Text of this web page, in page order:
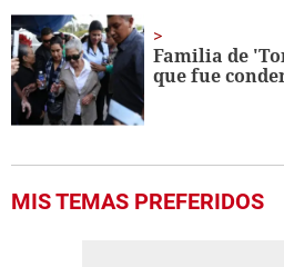
Familia de
que fue
MIS TEMAS PREFERIDOS